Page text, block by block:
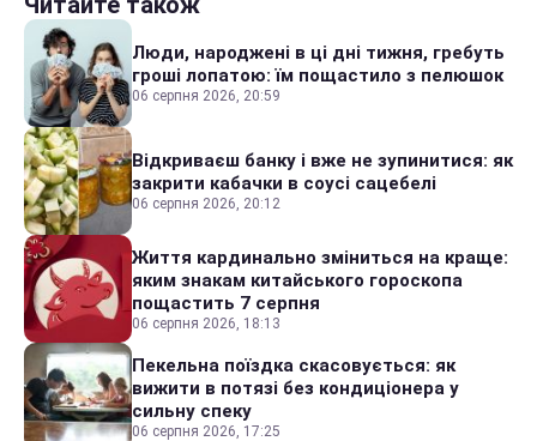
Люди, народжені в ці дні тижня, гребуть
гроші лопатою: їм пощастило з пелюшок
06 серпня 2026, 20:59
Відкриваєш банку і вже не зупинитися: як
закрити кабачки в соусі сацебелі
06 серпня 2026, 20:12
Життя кардинально зміниться на краще:
яким знакам китайського гороскопа
пощастить 7 серпня
06 серпня 2026, 18:13
Пекельна поїздка скасовується: як
вижити в потязі без кондиціонера у
сильну спеку
06 серпня 2026, 17:25